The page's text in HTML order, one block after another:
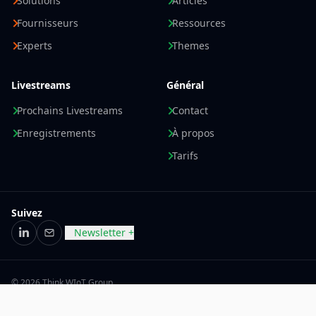
Fournisseurs
Experts
Ressources
Themes
Livestreams
Prochains Livestreams
Enregistrements
Général
Contact
À propos
Tarifs
Suivez
LinkedIn
E-mailNewsletter +
© 2026 Think WIoT Group